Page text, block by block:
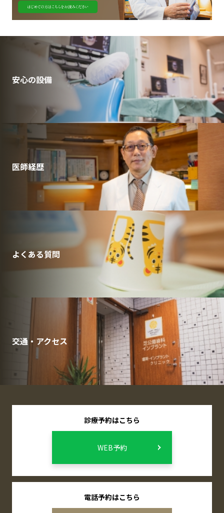
安心の設備
医師経歴
よくある質問
交通・アクセス
診療予約はこちら
WEB予約
電話予約はこちら